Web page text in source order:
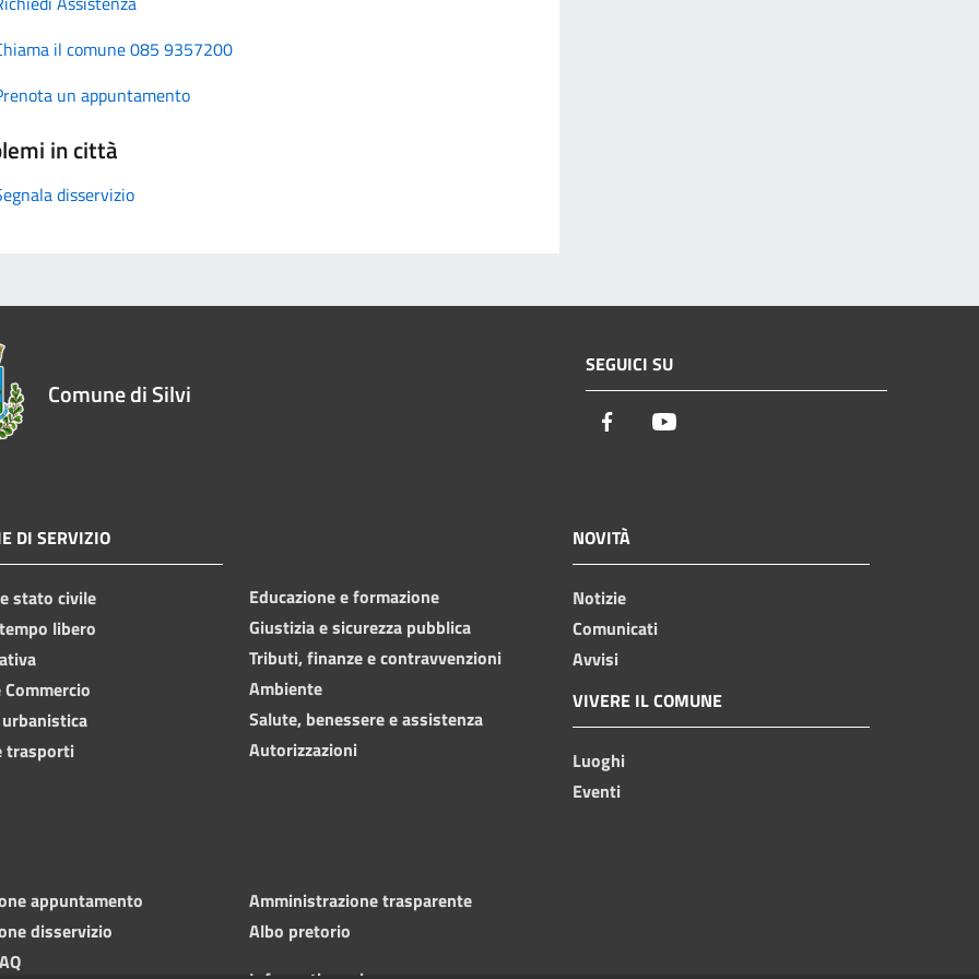
il comune 085 9357200
un appuntamento
in città
disservizio
Comune di Silvi
SEGUICI SU
Facebook
DI SERVIZIO
stato civile
libero
trasporti
Educazione e formazione
Giustizia e sicurezza pubblica
Tributi, finanze e contravvenzioni
Ambiente
Salute, benessere e assistenza
Autorizzazioni
NOVITÀ
Notizie
Comunicati
Avvisi
VIVERE IL COMUNE
Luoghi
Eventi
appuntamento
disservizio
Amministrazione trasparente
Albo pretorio